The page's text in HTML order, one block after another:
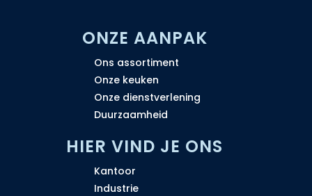
ONZE AANPAK
Ons assortiment
Onze keuken
Onze dienstverlening
Duurzaamheid
HIER VIND JE ONS
Kantoor
Industrie